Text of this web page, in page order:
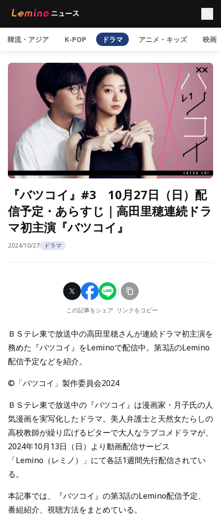
韓流・アジア K-POP ドラマ アニメ・キッズ 映画
『バツコイ』#3 10月27日（日）配
信予定・あらすじ｜高田里穂連続ドラ
マ初主演『バツコイ』
2024/10/27 ドラマ
この記事をシェア リンクをコピー
ＢＳテレ東で放送中の高田里穂さんが連続ドラマ初主演を
務めた『バツコイ』をLeminoで配信中。第3話のLemino
配信予定などを紹介。
©「バツコイ」製作委員会2024
ＢＳテレ東で放送中の『バツコイ』は漫画家・月子氏の人
気漫画を実写化したドラマ。美人弁護士と天然女たらしの
高校教師が繰り広げるビターで大人なラブコメドラマが、
2024年10月13日（日）より動画配信サービス
「Lemino（レミノ）」にて各話1週間先行配信されてい
る。
本記事では、『バツコイ』の第3話のLemino配信予定、
番組紹介、視聴方法をまとめている。